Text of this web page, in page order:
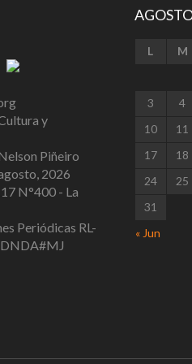
Sur que ya
Republica
y
Piñeiro
2026
N°400 - La
Periódicas RL-
L M
« Jun
3
4
10
11
17
18
24
25
31